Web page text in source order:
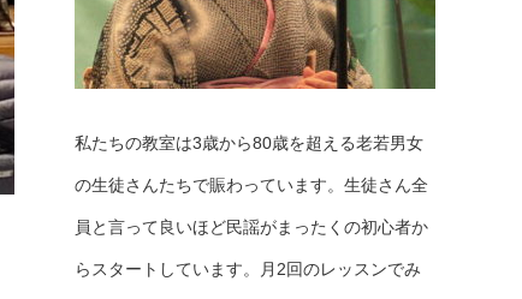
私たちの教室は3歳から80歳を超える老若男女
の生徒さんたちで賑わっています。生徒さん全
員と言って良いほど民謡がまったくの初心者か
らスタートしています。月2回のレッスンでみ